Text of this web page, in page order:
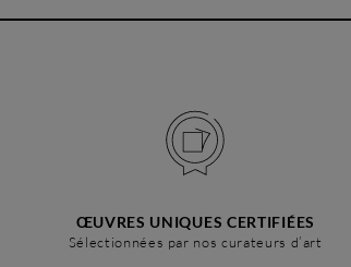
ŒUVRES UNIQUES CERTIFIÉES
Sélectionnées par nos curateurs d’art